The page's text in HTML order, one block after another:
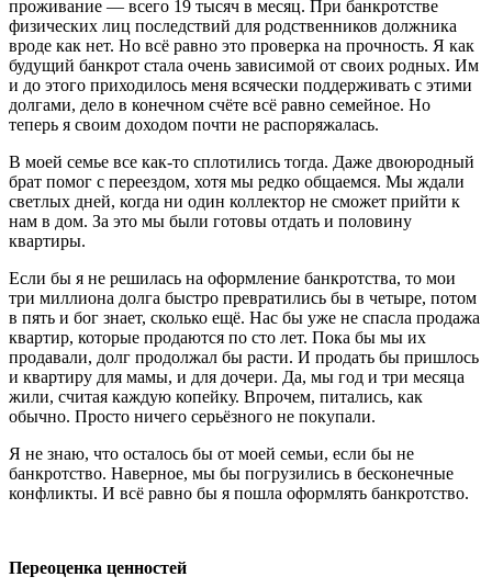
проживание — всего 19 тысяч в месяц. При банкротстве
физических лиц последствий для родственников должника
вроде как нет. Но всё равно это проверка на прочность. Я как
будущий банкрот стала очень зависимой от своих родных. Им
и до этого приходилось меня всячески поддерживать с этими
долгами, дело в конечном счёте всё равно семейное. Но
теперь я своим доходом почти не распоряжалась.
В моей семье все как-то сплотились тогда. Даже двоюродный
брат помог с переездом, хотя мы редко общаемся. Мы ждали
светлых дней, когда ни один коллектор не сможет прийти к
нам в дом. За это мы были готовы отдать и половину
квартиры.
Если бы я не решилась на оформление банкротства, то мои
три миллиона долга быстро превратились бы в четыре, потом
в пять и бог знает, сколько ещё. Нас бы уже не спасла продажа
квартир, которые продаются по сто лет. Пока бы мы их
продавали, долг продолжал бы расти. И продать бы пришлось
и квартиру для мамы, и для дочери. Да, мы год и три месяца
жили, считая каждую копейку. Впрочем, питались, как
обычно. Просто ничего серьёзного не покупали.
Я не знаю, что осталось бы от моей семьи, если бы не
банкротство. Наверное, мы бы погрузились в бесконечные
конфликты. И всё равно бы я пошла оформлять банкротство.
Переоценка ценностей